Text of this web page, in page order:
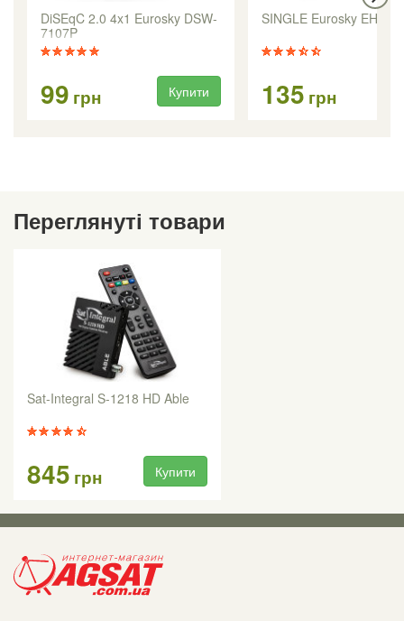
DiSEqC 2.0 4x1 Eurosky DSW-
7107P
99 грн Купити
SINGLE Eurosky EHKF-
135 грн
Переглянуті товари
Sat-Integral S-1218 HD Able
845 грн Купити